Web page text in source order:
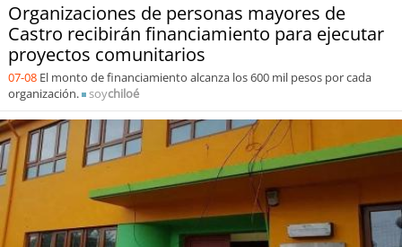
soycoronel
soyarauco
soytemuco
soyvaldivia
osorno
soypuertomontt
Organizaciones de personas mayores de
Castro recibirán financiamiento para ejecutar
proyectos comunitarios
07-08 El monto de financiamiento alcanza los 600 mil pesos por cada
organización.
soychiloé